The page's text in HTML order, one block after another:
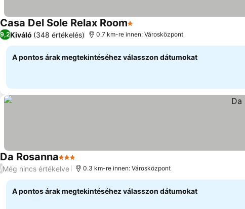
Casa Del Sole Relax Room1 Kategória
9,2Kiváló (348 értékelés) 0.7 km-re innen: Városközpont
A pontos árak megtekintéséhez válasszon dátumokat
Da Rosanna3 Kategória
/Még nincs értékelve 0.3 km-re innen: Városközpont
A pontos árak megtekintéséhez válasszon dátumokat